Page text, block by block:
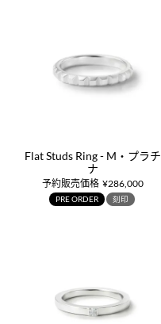
Flat Studs Ring - M・プラチ
ナ
予約販売価格 ¥286,000
PRE ORDER 刻印